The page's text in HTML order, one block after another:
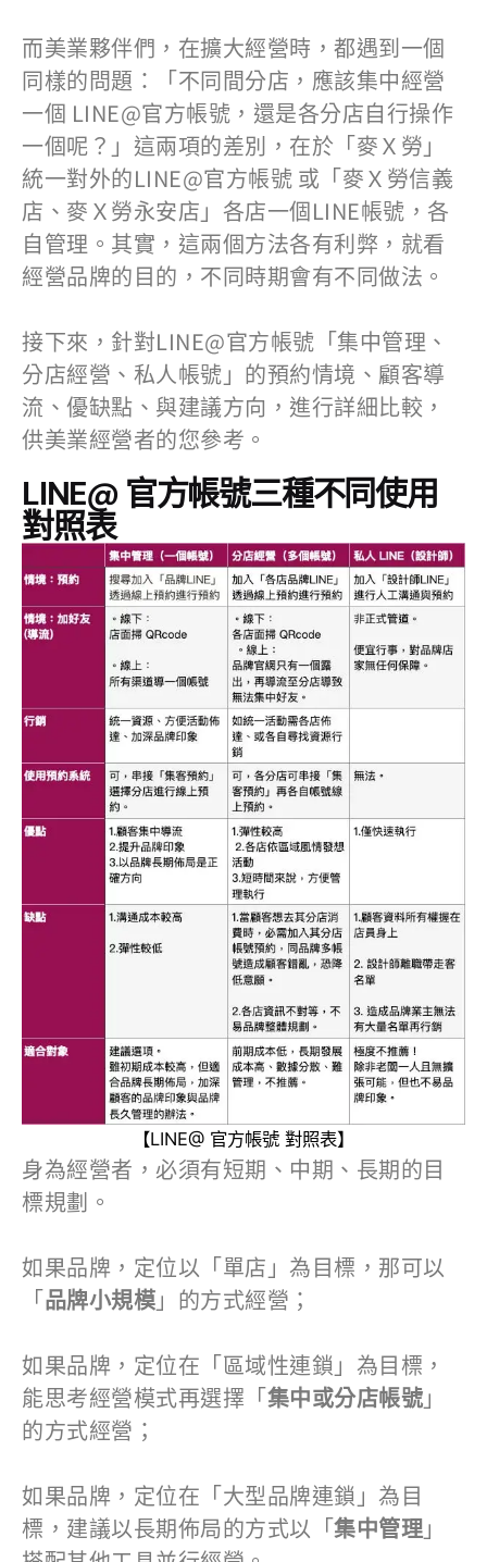
而美業夥伴們，在擴大經營時，都遇到一個
同樣的問題：「不同間分店，應該集中經營
一個 LINE@官方帳號，還是各分店自行操作
一個呢？」這兩項的差別，在於「麥Ｘ勞」
統一對外的LINE@官方帳號 或「麥Ｘ勞信義
店、麥Ｘ勞永安店」各店一個LINE帳號，各
自管理。其實，這兩個方法各有利弊，就看
經營品牌的目的，不同時期會有不同做法。
​接下來，針對LINE@官方帳號「集中管理、
分店經營、私人帳號」的預約情境、顧客導
流、優缺點、與建議方向，進行詳細比較，
供美業經營者的您參考。
LINE@ 官方帳號三種不同使用
對照表
【LINE@ 官方帳號 對照表】
身為經營者，必須有短期、中期、長期的目
標規劃。​
如果品牌，定位以「單店」為目標，那可以
「品牌小規模」的方式經營；​
如果品牌，定位在「區域性連鎖」為目標，
能思考經營模式再選擇「集中或分店帳號」
的方式經營；​
如果品牌，定位在「大型品牌連鎖」為目
標，建議以長期佈局的方式以「集中管理」